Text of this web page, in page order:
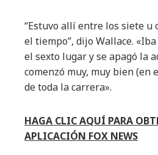
“Estuvo allí entre los siete u
el tiempo”, dijo Wallace.
el sexto lugar y se apagó la
comenzó muy, muy bien (en
de toda la carrera».
HAGA CLIC AQUÍ PARA
APLICACIÓN FOX NEWS